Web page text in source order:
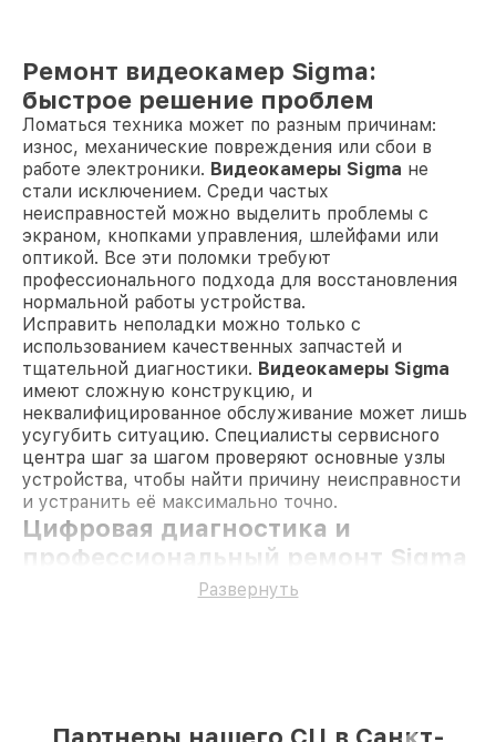
Ремонт видеокамер Sigma:
быстрое решение проблем
Ломаться техника может по разным причинам:
износ, механические повреждения или сбои в
работе электроники. Видеокамеры Sigma не
стали исключением. Среди частых
неисправностей можно выделить проблемы с
экраном, кнопками управления, шлейфами или
оптикой. Все эти поломки требуют
профессионального подхода для восстановления
нормальной работы устройства.
Исправить неполадки можно только с
использованием качественных запчастей и
тщательной диагностики. Видеокамеры Sigma
имеют сложную конструкцию, и
неквалифицированное обслуживание может лишь
усугубить ситуацию. Специалисты сервисного
центра шаг за шагом проверяют основные узлы
устройства, чтобы найти причину неисправности
и устранить её максимально точно.
Цифровая диагностика и
профессиональный ремонт Sigma
в Санкт-Петербурге
Развернуть
Партнеры нашего СЦ в Санкт-